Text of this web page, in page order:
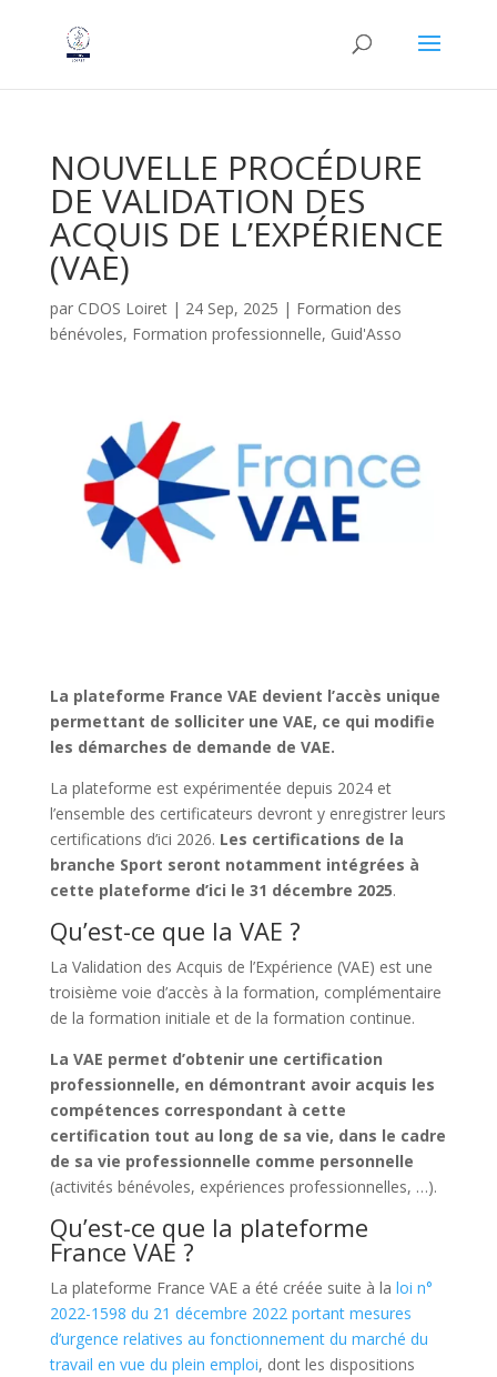
NOUVELLE PROCÉDURE
DE VALIDATION DES
ACQUIS DE L’EXPÉRIENCE
(VAE)
par CDOS Loiret| 24 Sep, 2025 | Formation des
bénévoles, Formation professionnelle, Guid'Asso
La plateforme France VAE devient l’accès unique
permettant de solliciter une VAE, ce qui modifie
les démarches de demande de VAE.
La plateforme est expérimentée depuis 2024 et
l’ensemble des certificateurs devront y enregistrer leurs
certifications d’ici 2026. Les certifications de la
branche Sport seront notamment intégrées à
cette plateforme d’ici le 31 décembre 2025.
Qu’est-ce que la VAE ?
La Validation des Acquis de l’Expérience (VAE) est une
troisième voie d’accès à la formation, complémentaire
de la formation initiale et de la formation continue.
La VAE permet d’obtenir une certification
professionnelle, en démontrant avoir acquis les
compétences correspondant à cette
certification tout au long de sa vie, dans le cadre
de sa vie professionnelle comme personnelle
(activités bénévoles, expériences professionnelles, …).
Qu’est-ce que la plateforme
France VAE ?
La plateforme France VAE a été créée suite à la loi n°
2022-1598 du 21 décembre 2022 portant mesures
d’urgence relatives au fonctionnement du marché du
travail en vue du plein emploi, dont les dispositions